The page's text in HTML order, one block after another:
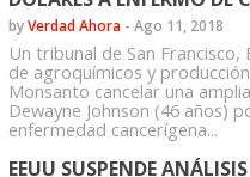
byVerdad Ahora - Ago 11, 2018
Un tribunal de San
de agroquímicos y
Monsanto cancelar una
Dewayne Johnson (46 años)
enfermedad cancerígena...
EEUU SUSPENDE